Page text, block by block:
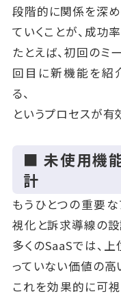
段階的に関係を深
ていくことが、成功
たとえば、初回のミ
回目に新機能を紹
る、
というプロセスが有
■ 未使用機
計
もうひとつの重要
視化と訴求導線の設
多くのSaaSでは、
っていない価値の高
これを効果的に可視